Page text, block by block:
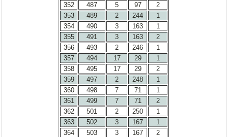
352
487 5 97
2
353
489 2 244
1
354
490 3 163
1
355
491 3 163
2
356
493 2 246
1
357
494 17 29
1
358
495 17 29
2
359
497 2 248
1
360
498 7 71
1
361
499 7 71
2
362
501 2 250
1
363
502 3 167
1
364
503 3 167
2